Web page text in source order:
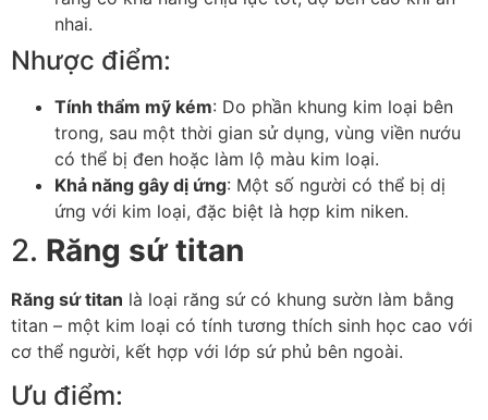
nhai.
Nhược điểm:
Tính thẩm mỹ kém: Do phần khung kim loại bên
trong, sau một thời gian sử dụng, vùng viền nướu
có thể bị đen hoặc làm lộ màu kim loại.
Khả năng gây dị ứng: Một số người có thể bị dị
ứng với kim loại, đặc biệt là hợp kim niken.
2. Răng sứ titan
Răng sứ titan là loại răng sứ có khung sườn làm bằng
titan – một kim loại có tính tương thích sinh học cao với
cơ thể người, kết hợp với lớp sứ phủ bên ngoài.
Ưu điểm: